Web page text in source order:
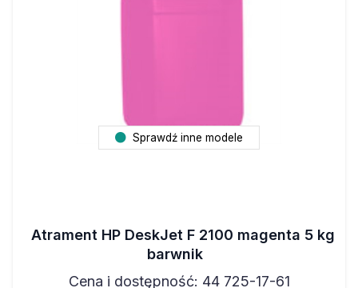
Sprawdź inne modele
Atrament HP DeskJet F 2100 magenta 5 kg
barwnik
Cena i dostępność: 44 725-17-61